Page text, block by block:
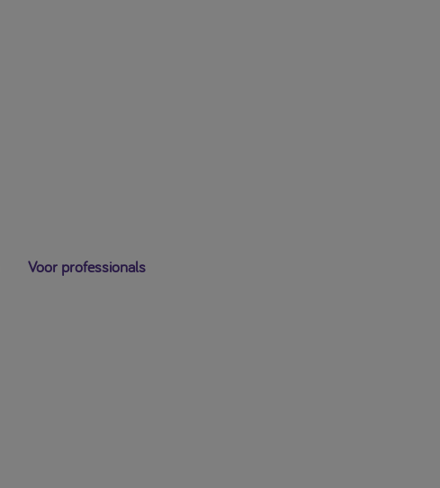
Voor professionals